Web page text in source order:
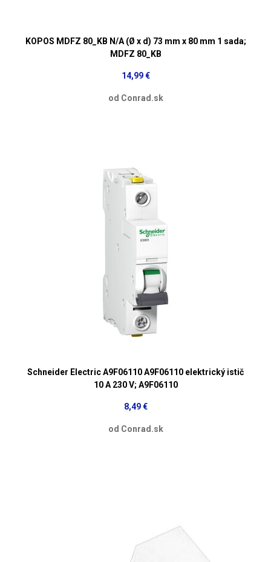
KOPOS MDFZ 80_KB N/A (Ø x d) 73 mm x 80 mm 1 sada;
MDFZ 80_KB
14,99 €
od Conrad.sk
Schneider Electric A9F06110 A9F06110 elektrický istič
10 A 230 V; A9F06110
8,49 €
od Conrad.sk